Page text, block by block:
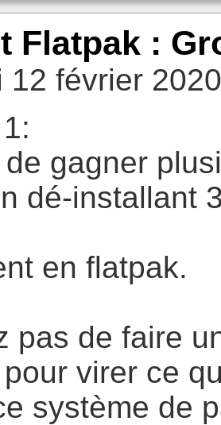
Flatpak :
12 février
gagner
dé-installant
en flatpak.
pas de faire
virer ce
système de